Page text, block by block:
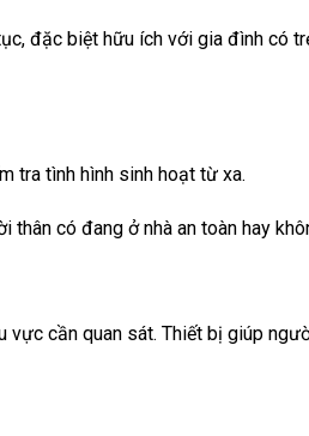
đặc biệt hữu ích với gia đình có
tra tình hình sinh hoạt từ xa.
có đang ở nhà an toàn hay
vực cần quan sát. Thiết bị giúp